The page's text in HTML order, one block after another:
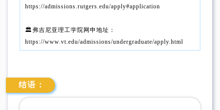
https://admissions.rutgers.edu/apply#application
🏛️弗吉尼亚理工学院网申地址：
https://www.vt.edu/admissions/undergraduate/apply.html
结语：